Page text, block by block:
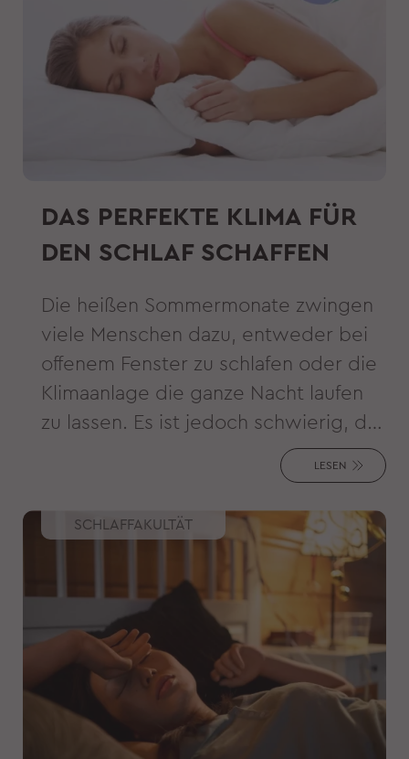
DAS PERFEKTE KLIMA FÜR
DEN SCHLAF SCHAFFEN
Die heißen Sommermonate zwingen
viele Menschen dazu, entweder bei
offenem Fenster zu schlafen oder die
Klimaanlage die ganze Nacht laufen
zu lassen. Es ist jedoch schwierig, das
Mikroklima zu optimieren, wenn man
nicht einmal weiß, was die optimalen
Schlafbedingungen sind.
LESEN
SCHLAFFAKULTÄT